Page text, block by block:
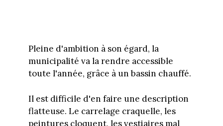
Pleine d'ambition à son égard, la
municipalité va la rendre accessible
toute l'année, grâce à un bassin chauffé.
Il est difficile d'en faire une description
flatteuse. Le carrelage craquelle, les
peintures cloquent, les vestiaires mal